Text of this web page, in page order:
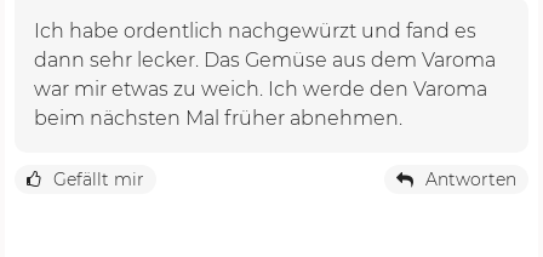
Ich habe ordentlich nachgewürzt und fand es
dann sehr lecker. Das Gemüse aus dem Varoma
war mir etwas zu weich. Ich werde den Varoma
beim nächsten Mal früher abnehmen.
Gefällt mir Antworten